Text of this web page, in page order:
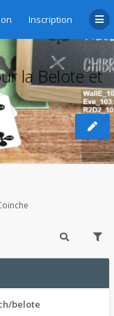
Inscription
la Belote et
belote